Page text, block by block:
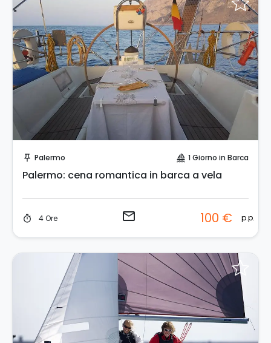
push_pin Palermo sailing 1 Giorno in Barca
Palermo: cena romantica in barca a vela
timer 4 Ore email 100 € p.p.